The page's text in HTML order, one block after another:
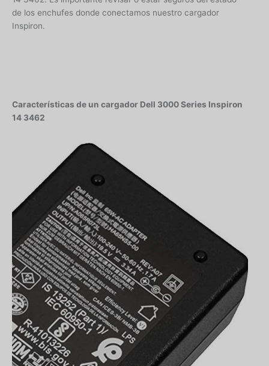
de los enchufes donde conectamos nuestro cargador
Inspiron.
Características de un cargador Dell 3000 Series Inspiron
14 3462